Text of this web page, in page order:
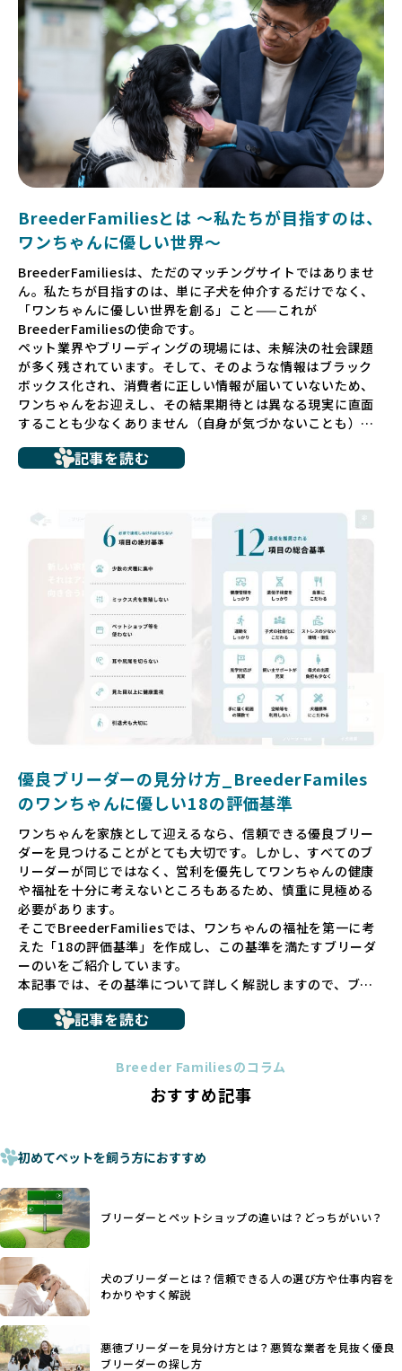
BreederFamiliesとは 〜私たちが目指すのは、
ワンちゃんに優しい世界〜
BreederFamiliesは、ただのマッチングサイトではありませ
ん。私たちが目指すのは、単に子犬を仲介するだけでなく、
「ワンちゃんに優しい世界を創る」こと——これが
BreederFamiliesの使命です。
ペット業界やブリーディングの現場には、未解決の社会課題
が多く残されています。そして、そのような情報はブラック
ボックス化され、消費者に正しい情報が届いていないため、
ワンちゃんをお迎えし、その結果期待とは異なる現実に直面
することも少なくありません（自身が気づかないことも）。
ち、健康面や社会性に問題を抱えていたり、またブリーダー
いるというケースもあります。こうした問題は、消費者にと
っても大きな負担であり、ワンちゃん自身にとっても非常に
だからこそ、私たちは正しい情報と安心して選べる場所を提
供すべきだと考えています。BreederFamiliesでは、ワンち
ゃんを家族のように愛する「優良ブリーダー」のみを独自の
厳しい基準で厳選し、その評価基準や評価結果をオープンに
しています。これにより、消費者の皆様が安心して子犬やブ
リーダーを選べる環境を整えています。
そして、消費者の皆様が正しい情報をもとに優良ブリーダー
を求めることで、ワンちゃんを家族のように愛する優良ブリ
ーダーが増え、営利優先の「悪徳ブリーダー」が自然と淘汰
される社会を目指しています。目の前の子犬だけでなく、親
ゃんに優しい世界を築いていきたいと考えています。
長するための環境が十分に整っていない場合が多く、販売ま
での間に過密な環境や長距離移動のストレスを受けることが
少なくありません。このような環境は、健康リスクや社会性
の問題につながりやすく、ワンちゃんにとっても望ましいと
は言えません。
こうした背景から、BreederFamiliesはペットショップを介
さない直接販売を採用するとともに、ペットオークションや
ペットショップを利用するブリーダーの掲載も行ってしませ
ん。
ペットショップを避けた方がいい理由の詳細はこちら
法令レベルの最低基準にとどまっていることが問題です。こ
ものに過ぎず、ワンちゃんの心身の福祉やブリーダーの責任
少なくなく、消費者にとって選択の判断が難しい現状があり
さらに、書類審査のみで掲載が許可されるサイトが多く、実
際の飼育環境やブリーダーの姿勢が見えにくい点も課題で
す。こうしたサイトでは、ブリーダーが記載する情報が主で
あり、実際の現場や日々のケアの状況がわからないため、営
利優先の「悪徳ブリーダー」が含まれるリスクが高まりま
す。
BreederFamiliesでは、ワンちゃんを大切にする「優良ブリ
ーダー」のみを紹介するために、法令を超えた独自の基準を
設け、ブリーダーの理念や飼育環境の厳格なチェックを行っ
ています。
記事を読む
優良ブリーダーの見分け方_BreederFamiles
のワンちゃんに優しい18の評価基準
ワンちゃんを家族として迎えるなら、信頼できる優良ブリー
ダーを見つけることがとても大切です。しかし、すべてのブ
リーダーが同じではなく、営利を優先してワンちゃんの健康
や福祉を十分に考えないところもあるため、慎重に見極める
必要があります。
そこでBreederFamiliesでは、ワンちゃんの福祉を第一に考
えた「18の評価基準」を作成し、この基準を満たすブリーダ
ーのいをご紹介しています。
本記事では、その基準について詳しく解説しますので、ブリ
に断尾（しっぽを切る）や断耳（耳を切る）が行われている
ことがあります。
これは痛みを伴う処置で、ワンちゃんの身体的な負担が大き
手段でもあるため、切断されることで他の犬や人間との意思
ヨーロッパ諸国ではこうした処置が禁止されている一方で、
日本ではいまだ行われる場合があります。
優良ブリーダーは動物福祉を優先し、ワンちゃんの自然な姿
を大切にするため断尾・断耳を行いません。
一方、営利優先ブリーダーでは「見た目が良く売れやすい」
ことを理由に断尾や断耳を行うことがあり、中には麻酔なし
で処置するケースも見受けられます。
「耳やしっぽを切らない」詳細はこちら
犬種ごとに異なる健康リスクや育て方のポイントを理解し、
記事を読む
Breeder Familiesのコラム
おすすめ記事
初めてペットを飼う方におすすめ
ブリーダーとペットショップの違いは？どっちがいい？
犬のブリーダーとは？信頼できる人の選び方や仕事内容を
わかりやすく解説
悪徳ブリーダーを見分け方とは？悪質な業者を見抜く優良
ブリーダーの探し方